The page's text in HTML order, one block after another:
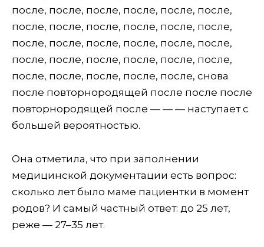
после, после, после, после, после, после,
после, после, после, после, после, после,
после, после, после, после, после, после,
после, после, после, после, после, после,
после, после, после, после, после, снова
после повторнородящей после после после
повторнородящей после — — — наступает с
большей вероятностью.
Она отметила, что при заполнении
медицинской документации есть вопрос:
сколько лет было маме пациентки в момент
родов? И самый частный ответ: до 25 лет,
реже — 27–35 лет.